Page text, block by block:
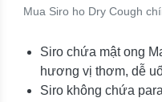
Mua Siro ho Dry Cough
Siro chứa mật ong
hương vị thơm, dễ
Siro không chứa